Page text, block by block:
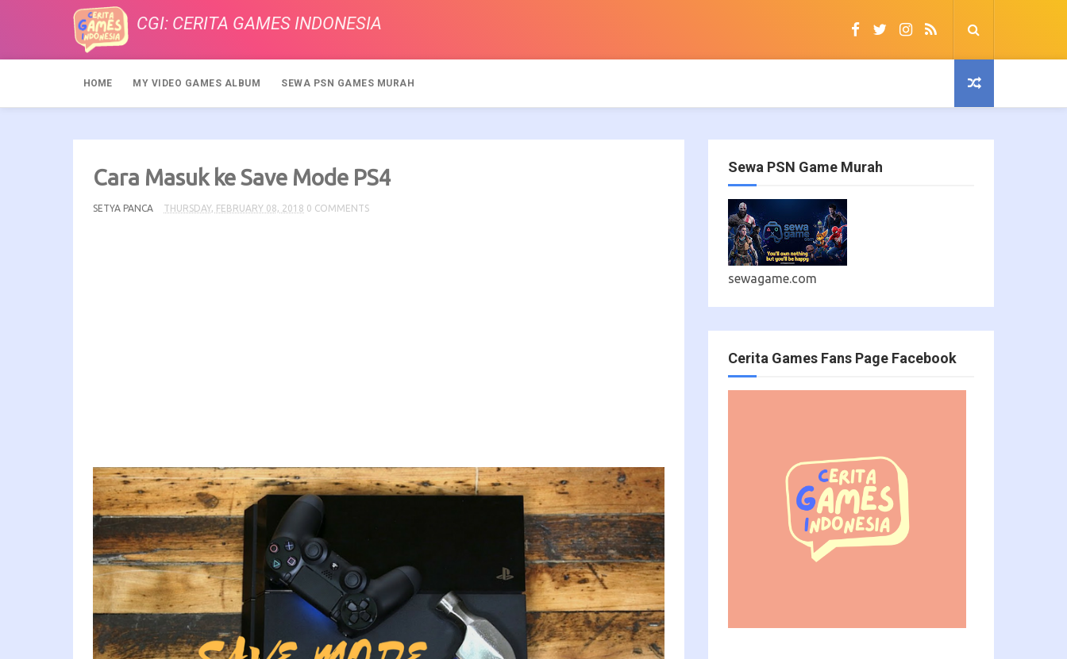
CGI: CERITA GAMES INDONESIA
HOME MY VIDEO GAMES ALBUM SEWA PSN GAMES MURAH
Cara Masuk ke Save Mode PS4
SETYA PANCA THURSDAY, FEBRUARY 08, 2018 0 COMMENTS
Sewa PSN Game Murah
sewagame.com
Cerita Games Fans Page Facebook